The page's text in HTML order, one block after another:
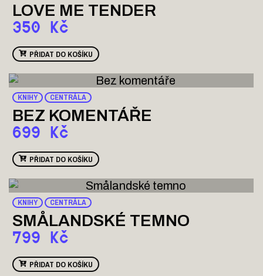
LOVE ME TENDER
350 Kč
PŘIDAT DO KOŠÍKU
KNIHY CENTRÁLA
BEZ KOMENTÁŘE
699 Kč
PŘIDAT DO KOŠÍKU
KNIHY CENTRÁLA
SMÅLANDSKÉ TEMNO
799 Kč
PŘIDAT DO KOŠÍKU